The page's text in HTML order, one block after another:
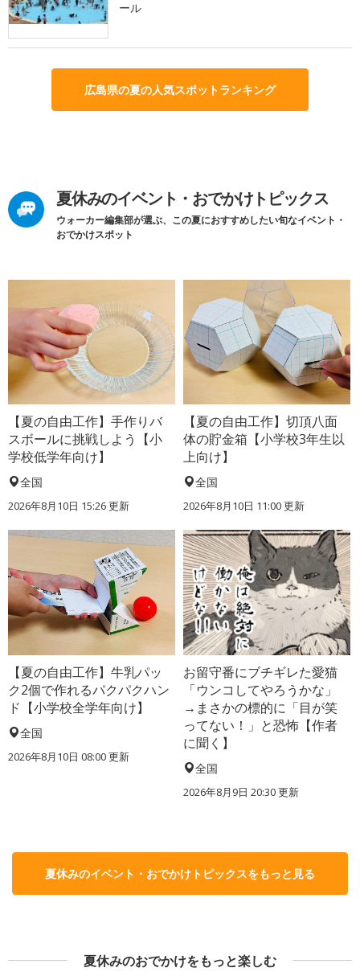
ール
広島県の夏の人気スポットランキング
夏休みのイベント・おでかけトピックス
ウォーカー編集部が選ぶ、この夏におすすめしたい旬なイベント・
おでかけスポット
【夏の自由工作】手作りバ
スボールに挑戦しよう【小
学校低学年向け】
全国
2026年8月10日 15:26更新
【夏の自由工作】切頂八面
体の貯金箱【小学校3年生以
上向け】
全国
2026年8月10日 11:00更新
【夏の自由工作】牛乳パッ
ク2個で作れるパクパクハン
ド【小学校全学年向け】
全国
2026年8月10日 08:00更新
お留守番にブチギレた愛猫
「ウンコしてやろうかな」
→まさかの標的に「目が笑
ってない！」と恐怖【作者
に聞く】
全国
2026年8月9日 20:30更新
夏休みのイベント・おでかけトピックスをもっと見る
夏休みのおでかけをもっと楽しむ